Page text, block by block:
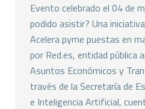
Evento celebrado el 04 de
podido asistir? Una
Acelera pyme puestas en
por Red.es, entidad pública
Asuntos Económicos y
través de la Secretaría de
e Inteligencia Artificial,